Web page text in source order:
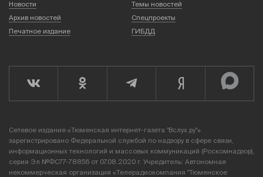
Новости
Темы новостей
Архив новостей
Спецпроекты
Печатное издание
ГИБДД
Сетевое издание «Тюменская интернет-газета "Вслух.ру"»
зарегистрировано Федеральной службой по надзору в сфере связи,
информационных технологий и массовых коммуникаций (Роскомнадзор),
серия Эл №ФС77-78856 от 07.08.2020 г. Учредитель: Автономная
некоммерческая организация «Телерадиокомпания "Тюменское